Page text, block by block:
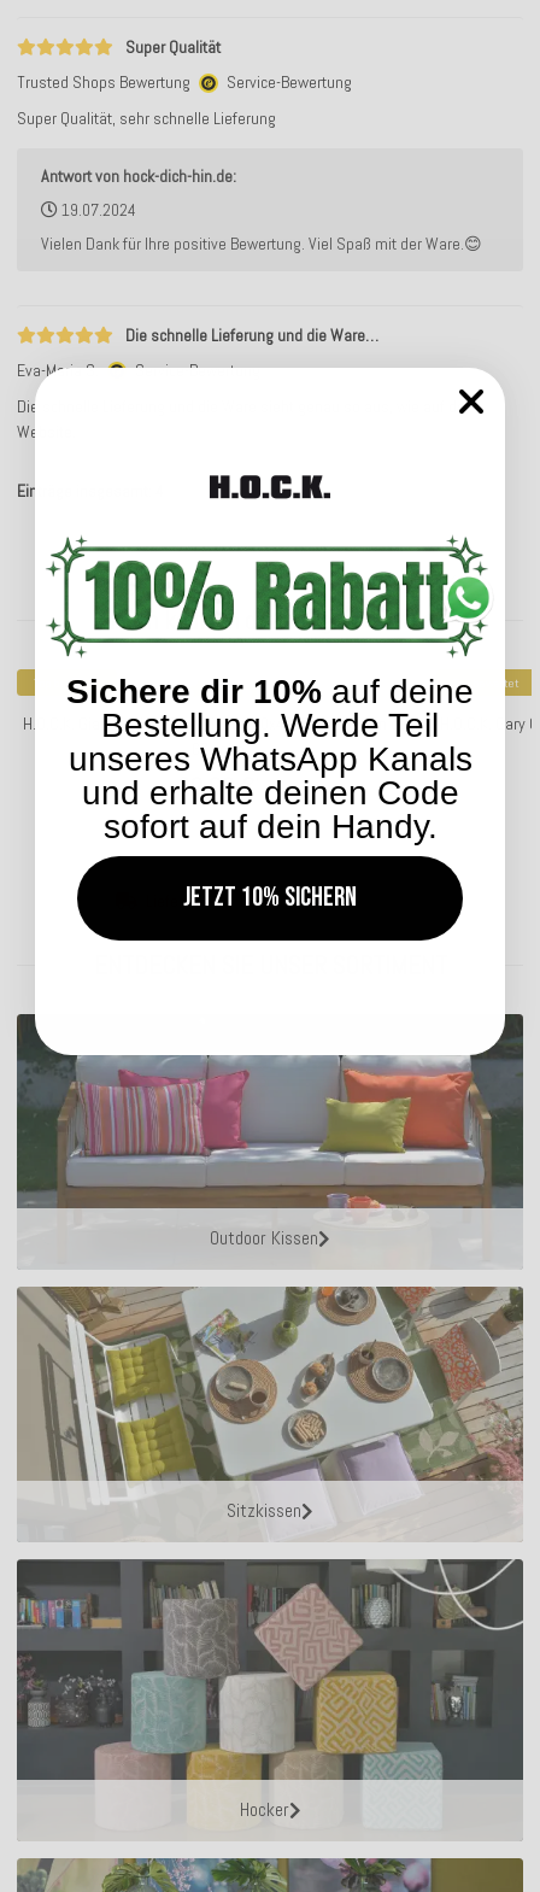
Super Qualität
Trusted Shops Bewertung
Service-Bewertung
Super Qualität, sehr schnelle Lieferung
Antwort von hock-dich-hin.de:
19.07.2024
Vielen Dank für Ihre positive Bewertung. Viel Spaß mit der Ware.😊
Die schnelle Lieferung und die Ware…
Eva-Maria S.
Service-Bewertung
Die schnelle Lieferung und die Ware sieht genau so aus, wie auf der
Website.
Einträge insgesamt: 4
Kunden kauften dazu folgende Artikel:
Top bewertet
H.O.C.K. Gian Outdoor Stuhlkissen 40x40x5cm lindgrün col.
67 cobo
29,99 €
Lieferzeit: ca. 14 Werktage
Top bewertet
H.O.C.K.
Outdoor Kissen
Sitzkissen
Hocker
Sichere dir 10% auf deine
Bestellung. Werde Teil
unseres WhatsApp Kanals
und erhalte deinen Code
sofort auf dein Handy.
Jetzt 10% sichern